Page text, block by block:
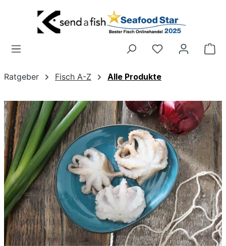
Zum Hauptinhalt springen
Ratgeber Fisch A-Z Alle Produkte